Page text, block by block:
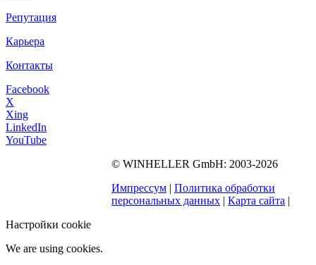
Репутация
Карьера
Контакты
Facebook
X
Xing
LinkedIn
YouTube
WINHELLER GmbH
© WINHELLER GmbH: 2003-2026
Импрессум | Политика обработки
персональных данных | Карта сайта |
Настройки cookie
We are using cookies.